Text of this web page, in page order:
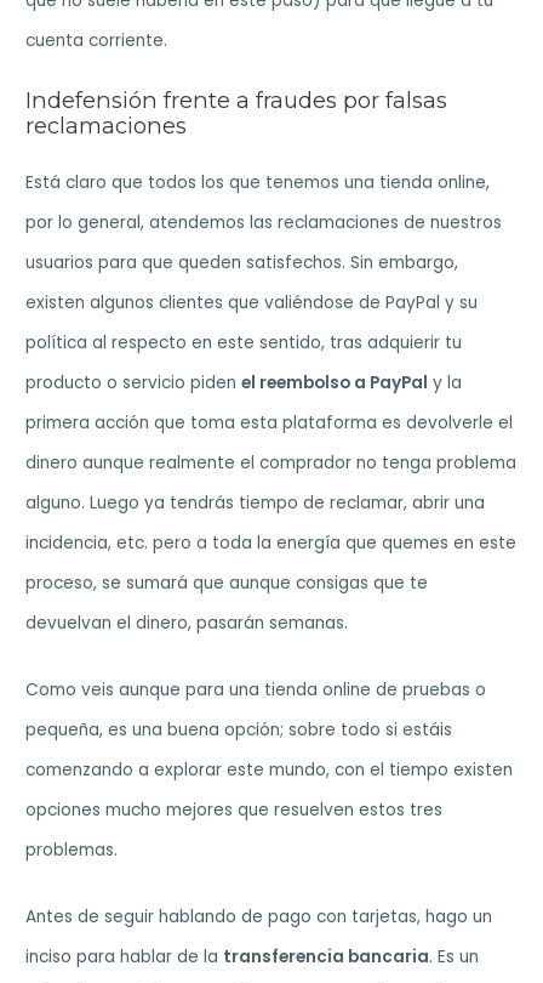
cuenta corriente.
Indefensión frente a fraudes por falsas
reclamaciones
Está claro que todos los que tenemos una tienda online,
por lo general, atendemos las reclamaciones de nuestros
usuarios para que queden satisfechos. Sin embargo,
existen algunos clientes que valiéndose de PayPal y su
política al respecto en este sentido, tras adquierir tu
producto o servicio pidenel reembolso a PayPal y la
primera acción que toma esta plataforma es devolverle el
dinero aunque realmente el comprador no tenga problema
alguno. Luego ya tendrás tiempo de reclamar, abrir una
incidencia, etc. pero a toda la energía que quemes en este
proceso, se sumará que aunque consigas que te
devuelvan el dinero, pasarán semanas.
Como veis aunque para una tienda online de pruebas o
pequeña, es una buena opción; sobre todo si estáis
comenzando a explorar este mundo, con el tiempo existen
opciones mucho mejores que resuelven estos tres
problemas.
Antes de seguir hablando de pago con tarjetas, hago un
inciso para hablar de la transferencia bancaria. Es un